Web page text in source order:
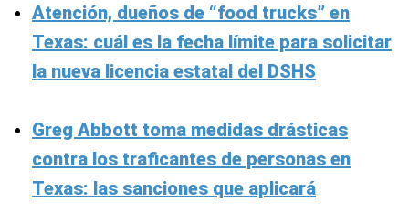
Atención, dueños de “food trucks” en
Texas: cuál es la fecha límite para solicitar
la nueva licencia estatal del DSHS
Greg Abbott toma medidas drásticas
contra los traficantes de personas en
Texas: las sanciones que aplicará